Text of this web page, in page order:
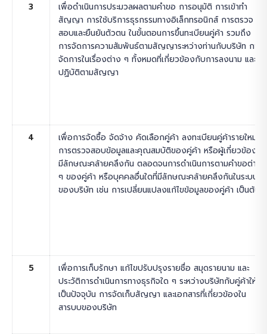
3
เพื่อดำเนินการประมวลผลตามคำขอ การอนุมัติ การเข้าทำ
สัญญา การใช้บริการธุรกรรมทางอิเล็กทรอนิกส์ การตรวจ
สอบและยืนยันตัวตน ในขั้นตอนการขึ้นทะเบียนคู่ค้า รวมถึง
การจัดการความสัมพันธ์ตามสัญญาระหว่างท่านกับบริษัท การ
จัดการในเรื่องต่าง ๆ ทั้งหมดที่เกี่ยวข้องกับการลงนาม และ
ปฏิบัติตามสัญญา
4
เพื่อการจัดซื้อ จัดจ้าง คัดเลือกคู่ค้า ลงทะเบียนคู่ค้ารายใหม่
การตรวจสอบข้อมูลและคุณสมบัติของคู่ค้า หรือผู้เกี่ยวข้องที่
มีลักษณะคล้ายคลึงกัน ตลอดจนการดำเนินการตามคำขอต่าง
ๆ ของคู่ค้า หรือบุคคลอื่นใดที่มีลักษณะคล้ายคลึงกันในระบบ
ของบริษัท เช่น การเปลี่ยนแปลงแก้ไขข้อมูลของคู่ค้า เป็นต้น
5
เพื่อการเก็บรักษา แก้ไขปรับปรุงรายชื่อ สมุดรายนาม และ
ประวัติการดำเนินการทางธุรกิจใด ๆ ระหว่างบริษัทกับคู่ค้าให้
เป็นปัจจุบัน การจัดเก็บสัญญา และเอกสารที่เกี่ยวข้องใน
สารบบของบริษัท